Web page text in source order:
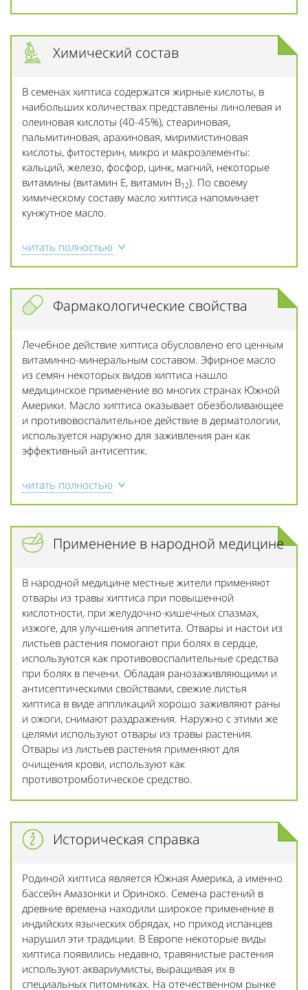
Химический состав
В семенах хиптиса содержатся жирные кислоты, в
наибольших количествах представлены линолевая и
олеиновая кислоты (40-45%), стеариновая,
пальмитиновая, арахиновая, миримистиновая
кислоты, фитостерин, микро и макроэлементы:
кальций, железо, фосфор, цинк, магний, некоторые
витамины (витамин Е, витамин В12). По своему
химическому составу масло хиптиса напоминает
кунжутное масло.
читать полностью
Фармакологические свойства
Лечебное действие хиптиса обусловлено его ценным
витаминно-минеральным составом. Эфирное масло
из семян некоторых видов хиптиса нашло
медицинское применение во многих странах Южной
Америки. Масло хиптиса оказывает обезболивающее
и противовоспалительное действие в дерматологии,
используется наружно для заживления ран как
эффективный антисептик.
читать полностью
Применение в народной медицине
В народной медицине местные жители применяют
отвары из травы хиптиса при повышенной
кислотности, при желудочно-кишечных спазмах,
изжоге, для улучшения аппетита. Отвары и настои из
листьев растения помогают при болях в сердце,
используются как противовоспалительные средства
при болях в печени. Обладая ранозаживляющими и
антисептическими свойствами, свежие листья
хиптиса в виде аппликаций хорошо заживляют раны
и ожоги, снимают раздражения. Наружно с этими же
целями используют отвары из травы растения.
Отвары из листьев растения применяют для
очищения крови, используют как
противотромботическое средство.
Историческая справка
Родиной хиптиса является Южная Америка, а именно
бассейн Амазонки и Ориноко. Семена растений в
древние времена находили широкое применение в
индийских языческих обрядах, но приход испанцев
нарушил эти традиции. В Европе некоторые виды
хиптиса появились недавно, травянистые растения
используют аквариумисты, выращивая их в
специальных питомниках. На отечественном рынке